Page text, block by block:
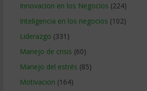
Innovacion en los Negocios (224)
Inteligencia en los negocios (102)
Liderazgo (331)
Manejo de crisis (60)
Manejo del estrés (85)
Motivacion (164)